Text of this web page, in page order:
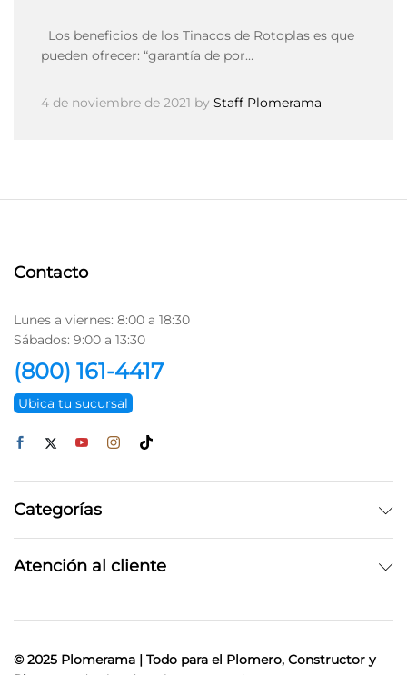
Los beneficios de los Tinacos de Rotoplas es que
pueden ofrecer: “garantía de por…
4 de noviembre de 2021 by Staff Plomerama
Contacto
Lunes a viernes: 8:00 a 18:30
Sábados: 9:00 a 13:30
(800) 161-4417
Ubica tu sucursal
Categorías
Atención al cliente
© 2025 Plomerama | Todo para el Plomero, Constructor y